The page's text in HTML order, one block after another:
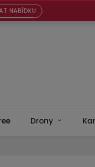
NABÍDKU
Drony